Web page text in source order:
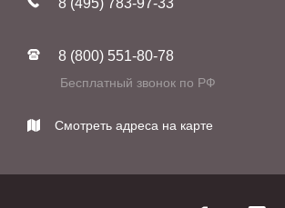
Фабрики
Реставрация
Контакты
8 (800) 551-80-78
Бесплатный звонок по РФ
Смотреть адреса на карте